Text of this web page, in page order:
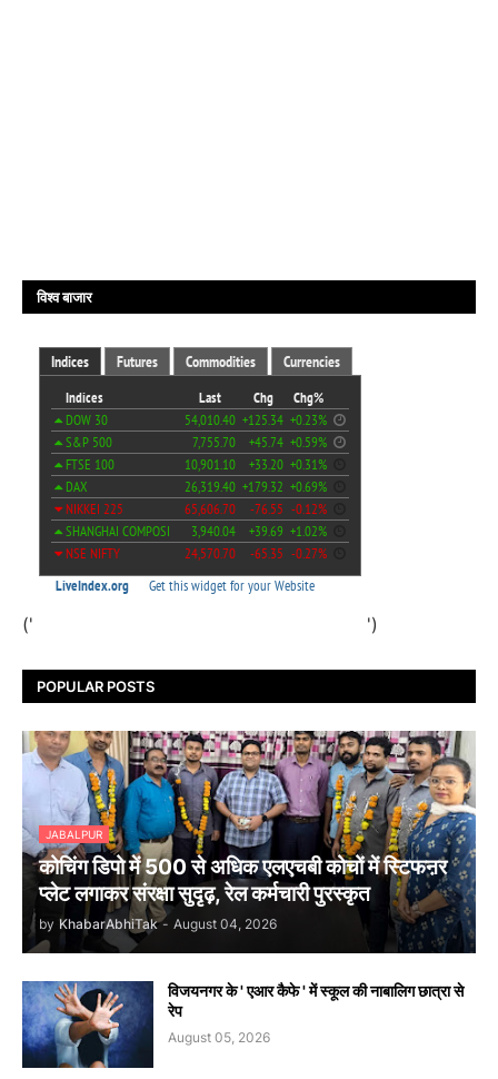
विश्व बाजार
(' ')
POPULAR POSTS
JABALPUR
कोचिंग डिपो में 500 से अधिक एलएचबी कोचों में स्टिफऩर
प्लेट लगाकर संरक्षा सुदृढ़, रेल कर्मचारी पुरस्कृत
by KhabarAbhiTak - August 04, 2026
विजयनगर के ' एआर कैफे ' में स्कूल की नाबालिग छात्रा से
रेप
August 05, 2026